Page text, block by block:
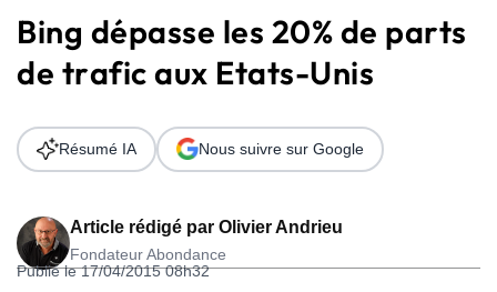
Solutions
Ressources
Audit SEO
Bing dépasse les 20% de parts
de trafic aux Etats-Unis
Article rédigé par Olivier Andrieu
Fondateur Abondance
Publié le 17/04/2015 08h32
Résumé IA Nous suivre sur Google